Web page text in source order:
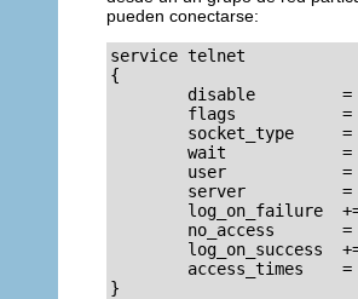
pueden conectarse:
service telnet
{
disable         =
flags           =
socket_type     =
wait            =
user            =
server
log_on_failure
no_access       =
log_on_success
access_times    =
}